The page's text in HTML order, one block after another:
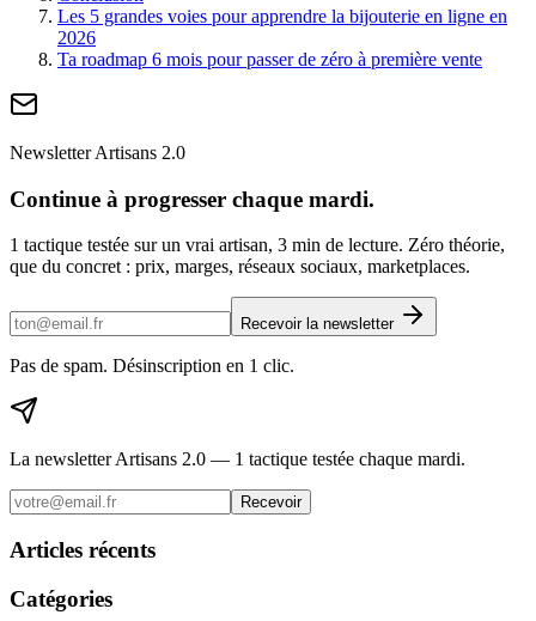
Les 5 grandes voies pour apprendre la bijouterie en ligne en
2026
Ta roadmap 6 mois pour passer de zéro à première vente
Newsletter Artisans 2.0
Continue à progresser chaque mardi.
1 tactique testée sur un vrai artisan, 3 min de lecture. Zéro théorie,
que du concret : prix, marges, réseaux sociaux, marketplaces.
Recevoir la newsletter
Pas de spam. Désinscription en 1 clic.
La newsletter Artisans 2.0 — 1 tactique testée chaque mardi.
Recevoir
Articles récents
Catégories